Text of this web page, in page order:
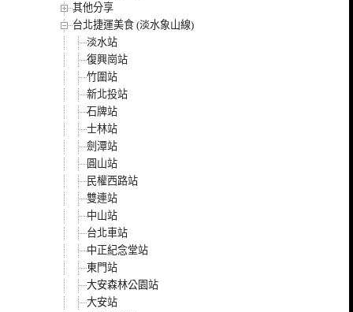
其他分享
台北捷運美食 (淡水象山線)
淡水站
復興崗站
竹圍站
新北投站
石牌站
士林站
劍潭站
圓山站
民權西路站
雙連站
中山站
台北車站
中正紀念堂站
東門站
大安森林公園站
大安站